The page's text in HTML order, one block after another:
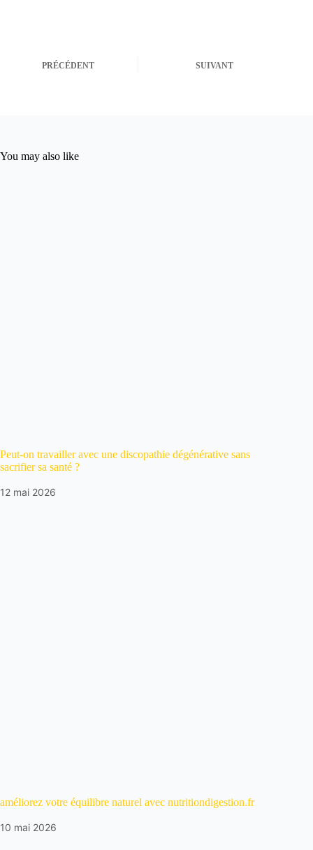
PRÉCÉDENT SUIVANT
You may also like
Peut-on travailler avec une discopathie dégénérative sans
sacrifier sa santé ?
12 mai 2026
améliorez votre équilibre naturel avec nutritiondigestion.fr
10 mai 2026